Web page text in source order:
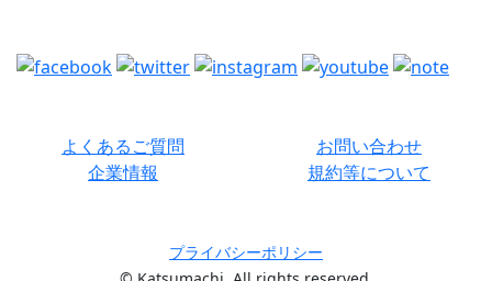
よくあるご質問
お問い合わせ
企業情報
規約等について
プライバシーポリシー